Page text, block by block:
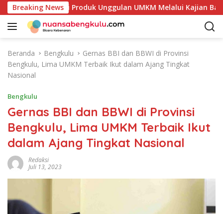
a
Breaking News
Potensi Produk Unggulan UMKM Melalui Kajian Bank
Beranda Bengkulu
Gernas BBI dan BBWI di Provinsi
Bengkulu, Lima UMKM Terbaik Ikut dalam Ajang Tingkat
Nasional
Bengkulu
Gernas BBI dan BBWI di Provinsi
Bengkulu, Lima UMKM Terbaik Ikut
dalam Ajang Tingkat Nasional
Redaksi
Juli 13, 2023